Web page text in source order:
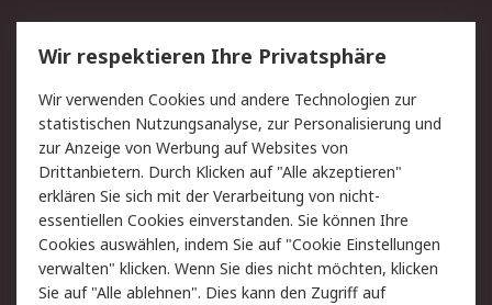
Service
Value Added Services
Lieferlösungen
Rücksendungen
Kontakt
Hilfe
Privatkunden
Rechtliches
AGB
Datenschutz
Cookie-Richtlinie
Zahlungsbedingungen
Copyright/Impressum
Entsorgung
Wir respektieren Ihre Privatsphäre
Wir verwenden Cookies und andere Technologien zur
statistischen Nutzungsanalyse, zur Personalisierung und
zur Anzeige von Werbung auf Websites von
Drittanbietern. Durch Klicken auf "Alle akzeptieren"
erklären Sie sich mit der Verarbeitung von nicht-
essentiellen Cookies einverstanden. Sie können Ihre
Cookies auswählen, indem Sie auf "Cookie Einstellungen
verwalten" klicken. Wenn Sie dies nicht möchten, klicken
Sie auf "Alle ablehnen". Dies kann den Zugriff auf